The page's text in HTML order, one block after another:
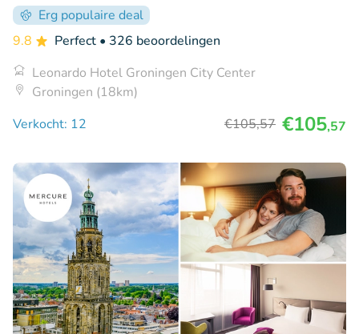
Erg populaire deal
9.8
Perfect • 326 beoordelingen
Leonardo Hotel Groningen City Center
Groningen (18km)
Verkocht: 12
€105,57 €105,57